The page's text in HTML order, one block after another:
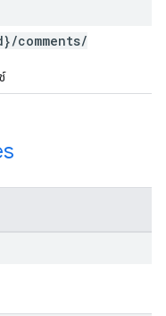
/comments/